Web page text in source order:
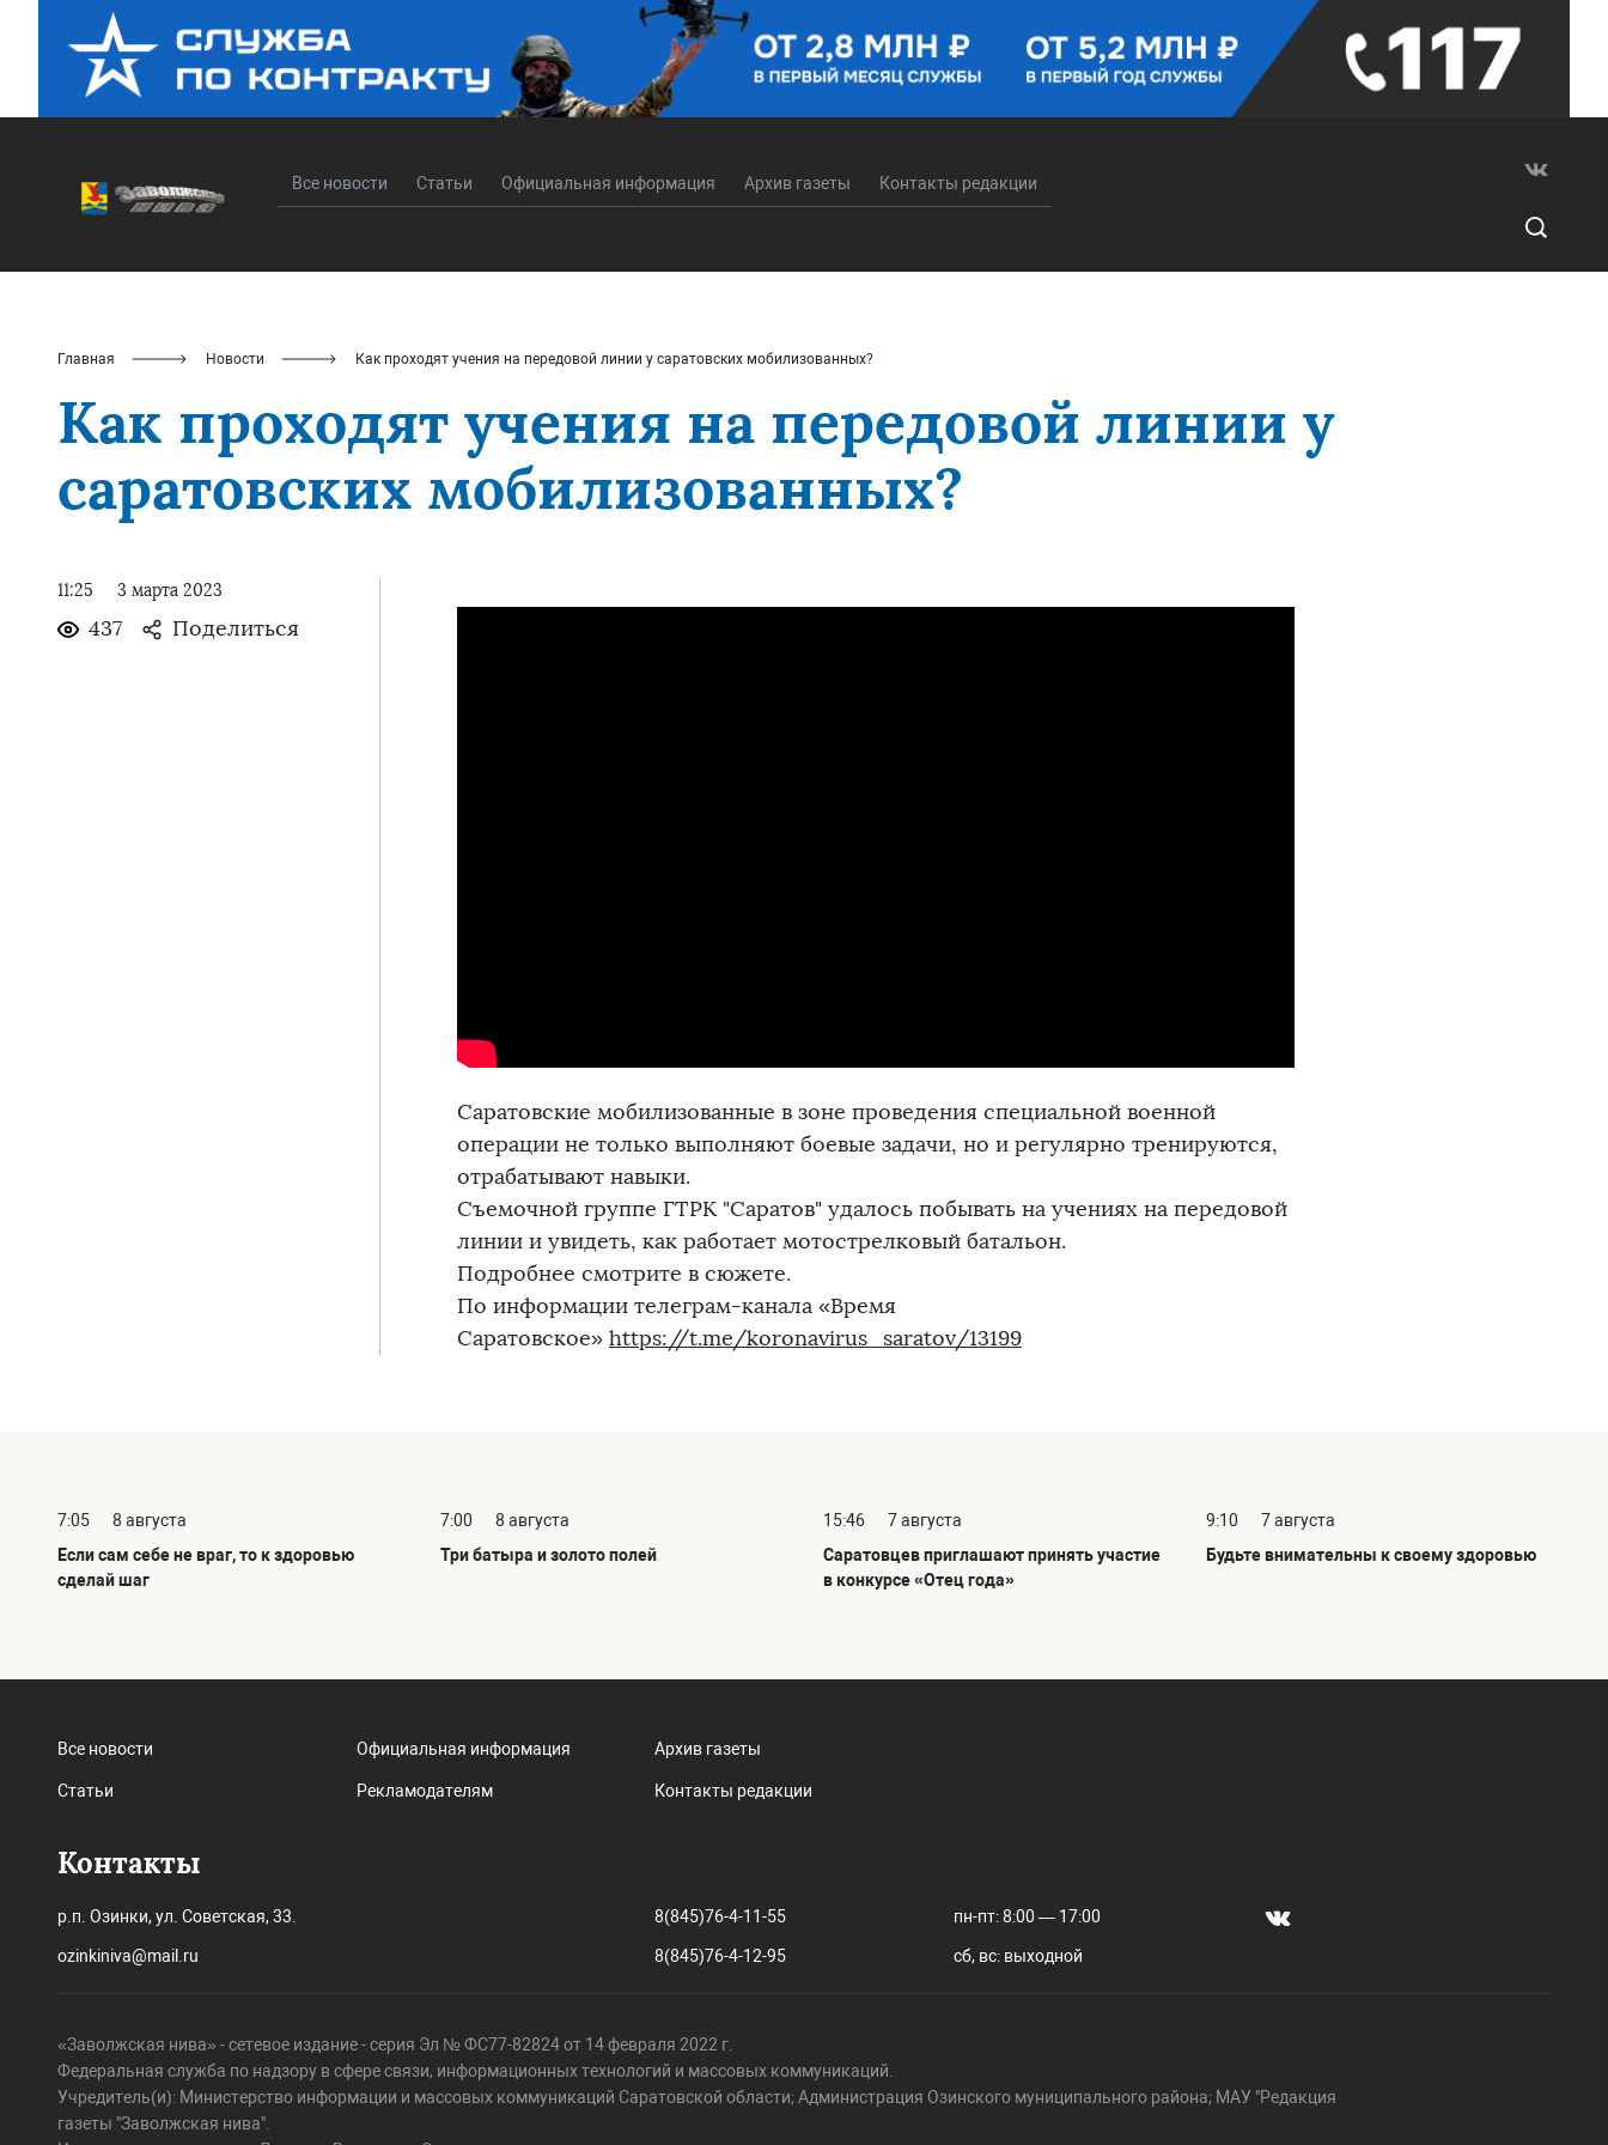
Все новости Статьи Официальная информация Архив газеты Контакты редакции
Главная Новости Как проходят учения на передовой линии у саратовских мобилизованных?
Как проходят учения на передовой линии у
саратовских мобилизованных?
11:25 3 марта 2023
437 Поделиться
Саратовские мобилизованные в зоне проведения специальной военной
операции не только выполняют боевые задачи, но и регулярно тренируются,
отрабатывают навыки.
Съемочной группе ГТРК "Саратов" удалось побывать на учениях на передовой
линии и увидеть, как работает мотострелковый батальон.
Подробнее смотрите в сюжете.
По информации телеграм-канала «Время
Саратовское» https://t.me/koronavirus_saratov/13199
7:05
8 августа
Если сам себе не враг, то к здоровью
сделай шаг
7:00
8 августа
Три батыра и золото полей
15:46
7 августа
Саратовцев приглашают принять участие
в конкурсе «Отец года»
9:10
7 августа
Будьте внимательны к своему здоровью
Все новости
Статьи
Официальная информация
Рекламодателям
Архив газеты
Контакты редакции
Контакты
р.п. Озинки, ул. Советская, 33.
ozinkiniva@mail.ru
8(845)76-4-11-55
8(845)76-4-12-95
пн-пт: 8:00 — 17:00
сб, вс: выходной
«Заволжская нива» - сетевое издание - серия Эл № ФС77-82824 от 14 февраля 2022 г.
Федеральная служба по надзору в сфере связи, информационных технологий и массовых коммуникаций.
Учредитель(и): Министерство информации и массовых коммуникаций Саратовской области; Администрация Озинского муниципального района; МАУ "Редакция
газеты "Заволжская нива".